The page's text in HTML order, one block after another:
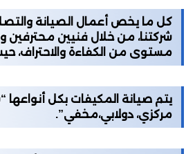
كل ما يخص أعمال الصيانة
شركتنا، من خلال فنيين محترفين
مستوى من الكفاءة والاحتراف،
يتم صيانة المكيفات بكل أنواعها
مركزي، دولابي،مخفي”.